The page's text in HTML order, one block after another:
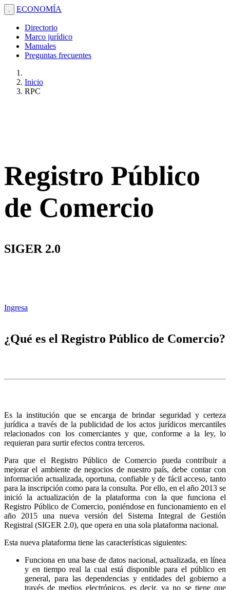
. ECONOMÍA
Directorio
Marco jurídico
Manuales
Preguntas frecuentes
Inicio
RPC
Registro Público
de Comercio
SIGER 2.0
Ingresa
¿Qué es el Registro Público de Comercio?
Es la institución que se encarga de brindar seguridad y certeza
jurídica a través de la publicidad de los actos jurídicos mercantiles
relacionados con los comerciantes y que, conforme a la ley, lo
requieran para surtir efectos contra terceros.
Para que el Registro Público de Comercio pueda contribuir a
mejorar el ambiente de negocios de nuestro país, debe contar con
información actualizada, oportuna, confiable y de fácil acceso, tanto
para la inscripción como para la consulta. Por ello, en el año 2013 se
inició la actualización de la plataforma con la que funciona el
Registro Público de Comercio, poniéndose en funcionamiento en el
año 2015 una nueva versión del Sistema Integral de Gestión
Registral (SIGER 2.0), que opera en una sola plataforma nacional.
Esta nueva plataforma tiene las características siguientes:
Funciona en una base de datos nacional, actualizada, en línea
y en tiempo real la cual está disponible para el público en
general, para las dependencias y entidades del gobierno a
través de medios electrónicos, es decir, ya no se tiene que